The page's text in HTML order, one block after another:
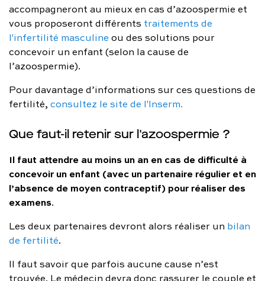
accompagneront au mieux en cas d’azoospermie et
vous proposeront différents traitements de
l'infertilité masculine ou des solutions pour
concevoir un enfant (selon la cause de
l’azoospermie).
Pour davantage d’informations sur ces questions de
fertilité, consultez le site de l'Inserm.
Que faut-il retenir sur l'azoospermie ?
Il faut attendre au moins un an en cas de difficulté à
concevoir un enfant (avec un partenaire régulier et en
l’absence de moyen contraceptif) pour réaliser des
examens.
Les deux partenaires devront alors réaliser un bilan
de fertilité.
Il faut savoir que parfois aucune cause n’est
trouvée. Le médecin devra donc rassurer le couple et